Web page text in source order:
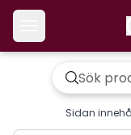
Sidan